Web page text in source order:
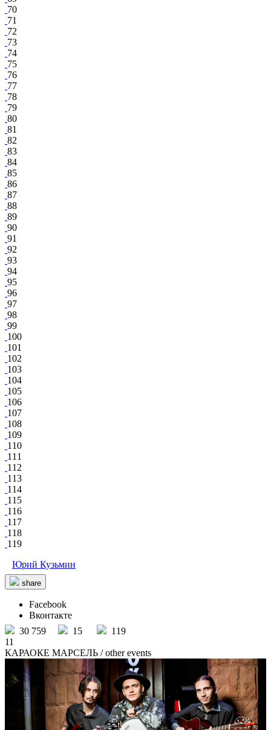
70
71
72
73
74
75
76
77
78
79
80
81
82
83
84
85
86
87
88
89
90
91
92
93
94
95
96
97
98
99
100
101
102
103
104
105
106
107
108
109
110
111
112
113
114
115
116
117
118
119
Юрий Кузьмин
share
Facebook
Вконтакте
30 759
15
119
11
КАРАОКЕ МАРСЕЛЬ / other events